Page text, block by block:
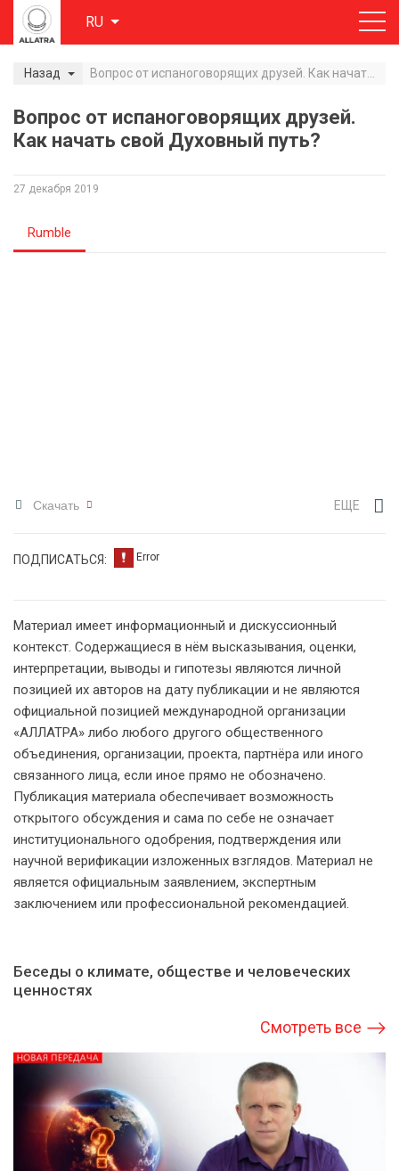
RU
Назад Вопрос от испаноговорящих друзей. Как начать свой Духовный путь?
Вопрос от испаноговорящих друзей.
Как начать свой Духовный путь?
27 декабря 2019
Rumble
Скачать ЕЩЕ
ПОДПИСАТЬСЯ:
Материал имеет информационный и дискуссионный
контекст. Содержащиеся в нём высказывания, оценки,
интерпретации, выводы и гипотезы являются личной
позицией их авторов на дату публикации и не являются
официальной позицией международной организации
«АЛЛАТРА» либо любого другого общественного
объединения, организации, проекта, партнёра или иного
связанного лица, если иное прямо не обозначено.
Публикация материала обеспечивает возможность
открытого обсуждения и сама по себе не означает
институционального одобрения, подтверждения или
научной верификации изложенных взглядов. Материал не
является официальным заявлением, экспертным
заключением или профессиональной рекомендацией.
Беседы о климате, обществе и человеческих
ценностях
Смотреть все